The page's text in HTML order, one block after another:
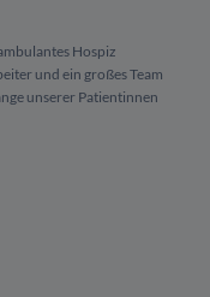
Hospiz
und ein großes Team
unserer Patientinnen